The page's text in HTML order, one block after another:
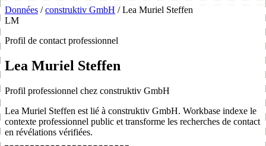
Données / construktiv GmbH / Lea Muriel Steffen
LM
Profil de contact professionnel
Lea Muriel Steffen
Profil professionnel chez construktiv GmbH
Lea Muriel Steffen est lié à construktiv GmbH. Workbase indexe le
contexte professionnel public et transforme les recherches de contact
en révélations vérifiées.